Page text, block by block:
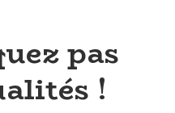
pas
!